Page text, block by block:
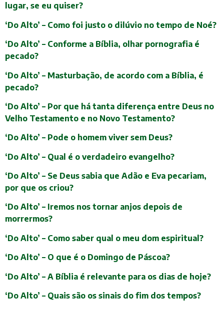
lugar, se eu quiser?
‘Do Alto’ – Como foi justo o dilúvio no tempo de Noé?
‘Do Alto’ – Conforme a Bíblia, olhar pornografia é
pecado?
‘Do Alto’ – Masturbação, de acordo com a Bíblia, é
pecado?
‘Do Alto’ – Por que há tanta diferença entre Deus no
Velho Testamento e no Novo Testamento?
‘Do Alto’ – Pode o homem viver sem Deus?
‘Do Alto’ – Qual é o verdadeiro evangelho?
‘Do Alto’ – Se Deus sabia que Adão e Eva pecariam,
por que os criou?
‘Do Alto’ – Iremos nos tornar anjos depois de
morrermos?
‘Do Alto’ – Como saber qual o meu dom espiritual?
‘Do Alto’ – O que é o Domingo de Páscoa?
‘Do Alto’ – A Bíblia é relevante para os dias de hoje?
‘Do Alto’ – Quais são os sinais do fim dos tempos?